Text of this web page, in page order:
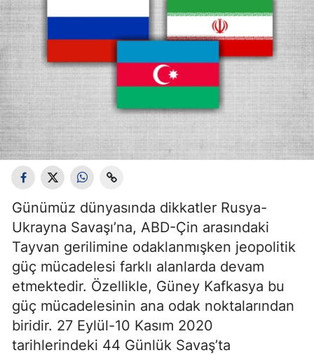
Günümüz dünyasında dikkatler Rusya-
Ukrayna Savaşı’na, ABD-Çin arasındaki
Tayvan gerilimine odaklanmışken jeopolitik
güç mücadelesi farklı alanlarda devam
etmektedir. Özellikle, Güney Kafkasya bu
güç mücadelesinin ana odak noktalarından
biridir. 27 Eylül-10 Kasım 2020
tarihlerindeki 44 Günlük Savaş’ta